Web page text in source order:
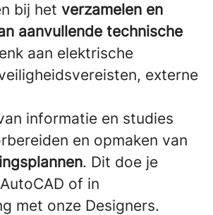
bij het verzamelen en
aanvullende technische
aan elektrische
externe
informatie en studies
en opmaken van
. Dit doe je
of in
met onze Designers.